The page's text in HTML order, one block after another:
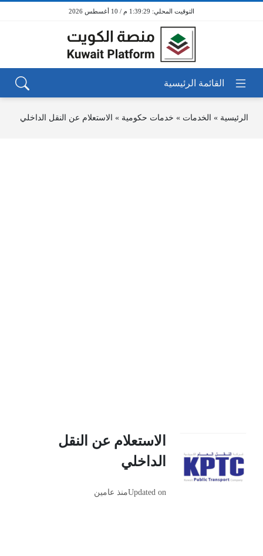
1:39:29 م / 10 أغسطس 2026
الرئيسية » الخدمات » خدمات حكومية » الاستعلام عن النقل الداخلي
الاستعلام عن النقل
الداخلي
Updated onمنذ عامين